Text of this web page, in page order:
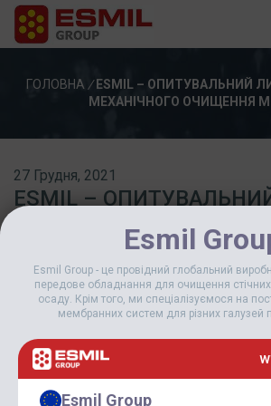
ГОЛОВНА / ESMIL – ОПИТУВАЛЬНИЙ
МЕХАНІЧНОГО ОЧИЩЕННЯ
ESMIL –
КОМПЛЕКС
ОЧИЩЕННЯ М-КОМБІ
27 Грудня, 2021
Завантажити
Завантажити
Розмір файлу
Esmil
Esmil Group - це провідний глобальний
передове обладнання для очищення
осаду. Крім того, ми спеціалізуємося на
мембранних систем для різних галузей
Esmil Group